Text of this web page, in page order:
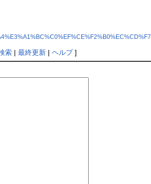
索| 最終更新| ヘルプ]